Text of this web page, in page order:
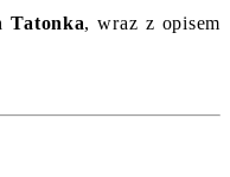
Tatonka, wraz z opisem